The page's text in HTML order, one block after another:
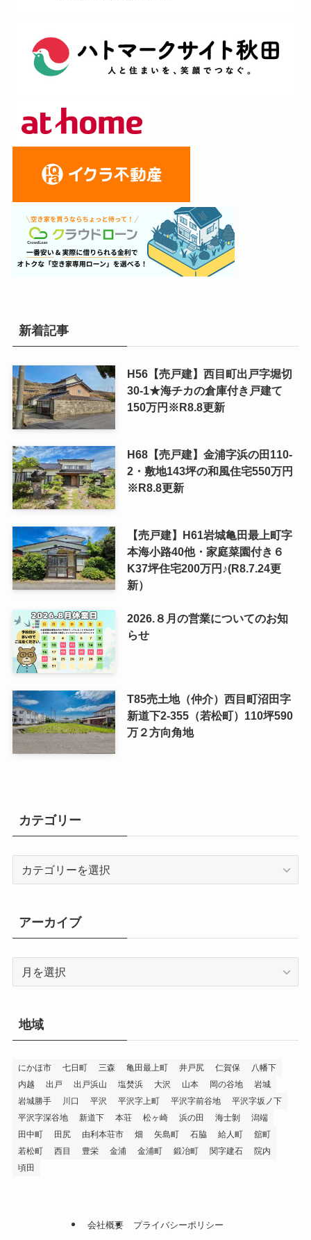
新着記事
H56【売戸建】西目町出戸字堀切
30-1★海チカの倉庫付き戸建て
150万円※R8.8更新
H68【売戸建】金浦字浜の田110-
2・敷地143坪の和風住宅550万円
※R8.8更新
【売戸建】H61岩城亀田最上町字
本海小路40他・家庭菜園付き６
K37坪住宅200万円♪(R8.7.24更
新）
2026.８月の営業についてのお知
らせ
T85売土地（仲介）西目町沼田字
新道下2-355（若松町）110坪590
万２方向角地
カテゴリー
リ
ー
アーカイブ
イ
地域
にかほ市 七日町 三森 亀田最上町 井戸尻 仁賀保
八幡下
内越
出戸 出戸浜山 塩焚浜 大沢 山本 岡の谷地
岩城
岩城勝手
川口 平沢 平沢字上町 平沢字前谷地
平沢字坂ノ下
平沢字深谷地
新道下 本荘 松ヶ崎 浜の田 海士剝
潟端
田中町
田尻 由利本荘市 畑 矢島町 石脇 給人町
舘町
若松町
西目 豊栄 金浦 金浦町 鍛冶町 関字建石
院内
頃田
会社概要 プライバシーポリシー